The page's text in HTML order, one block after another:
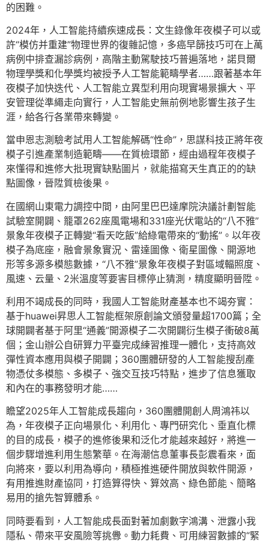
的困難。
2024年，人工智能持續疾速成長：文生錄像年夜模子可以或
許“模仿并重建”物理世界的復雜記憶，多癌早篩技巧可在上萬
病例中排查漏診病例，高階主動駕駛技巧普遍落地，諾貝爾
物理學獎和化學獎均被授予人工智能範疇學者……跟著基本年
夜模子加快迭代、人工智能立異型利用向現實場景擴大、平
安管理從準繩走向實行，人工智能史無前例地影響生孩子生
涯，給各行各業帶來轉變。
當申恩志測驗考試用人工智能解碼“性命”，思謀科技正將年夜
模子引進產業制造範疇——在質檢環節，經由過程年夜模子
來懂得和進修大批現實缺點圖片，就能描寫天生真正的的缺
點圖像，晉陞質檢後果。
在國網山東電力調控中間，由阿里巴巴達摩院決議計劃智能
試驗室開闢、籠罩262座風電場和331座光伏電站的“八不雅”
景象年夜模子正轉變“看天吃飯”給綠電帶來的“動搖”。以年夜
模子為底座，融會景象實況、雷達圖像、衛星圖像、開源地
形等多源多模態數據，“八不雅”景象年夜模子對區域輻照度、
風速、云量、2米溫度等要害目標停止猜測，精度顯明晉陞。
利用不竭成長的同時，我國人工智能財產基本也不竭夯實：
基于huawei昇思人工智能框架原創論文頒發量超1700篇；全
球開闢者基于阿里“通義”開源模子二次開闢衍生模子衝破8萬
個；金山辦公自研算力平臺完成練習推理一體化，支持高效
彈性資本應用與模子開闢；360團體研發的人工智能搜刮產
物憑仗多模態、多模子、強交互技巧特點，進步了信息獲取
和內在的事務發明才能……
瞻望2025年人工智能成長趨向，360團體開創人周鴻祎以
為，年夜模子正向場景化、利用化、專門研究化、垂直化標
的目的成長，模子的進修後果和泛化才能越來越好，將進一
個步驟增進利用生態繁華。在海潮信息董事長彭震看來，面
向將來，要以利用為導向，積極推進硬件開放與軟件開源，
有用推進財產協同，打造算得快、算效高、綠色節能、簡略
易用的搶先智算體系。
同時要看到，人工智能成長面對著加劇數字鴻溝、泄露小我
隱私、帶來平安風險等挑釁。動力耗費、可用練習數據的“緊